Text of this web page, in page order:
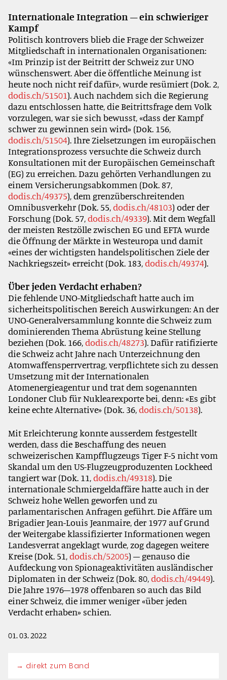
Internationale Integration – ein schwieriger
Kampf
Politisch kontrovers blieb die Frage der Schweizer
Mitgliedschaft in internationalen Organisationen:
«Im Prinzip ist der Beitritt der Schweiz zur UNO
wünschenswert. Aber die öffentliche Meinung ist
heute noch nicht reif dafür», wurde resümiert (Dok. 2,
dodis.ch/51501). Auch nachdem sich die Regierung
dazu entschlossen hatte, die Beitrittsfrage dem Volk
vorzulegen, war sie sich bewusst, «dass der Kampf
schwer zu gewinnen sein wird» (Dok. 156,
dodis.ch/51504). Ihre Zielsetzungen im europäischen
Integrationsprozess versuchte die Schweiz durch
Konsultationen mit der Europäischen Gemeinschaft
(EG) zu erreichen. Dazu gehörten Verhandlungen zu
einem Versicherungsabkommen (Dok. 87,
dodis.ch/49375), dem grenzüberschreitenden
Omnibusverkehr (Dok. 55,dodis.ch/48103) oder der
Forschung (Dok. 57,dodis.ch/49339). Mit dem Wegfall
der meisten Restzölle zwischen EG und EFTA wurde
die Öffnung der Märkte in Westeuropa und damit
«eines der wichtigsten handelspolitischen Ziele der
Nachkriegszeit» erreicht (Dok. 183,dodis.ch/49374).
Über jeden Verdacht erhaben?
Die fehlende UNO-Mitgliedschaft hatte auch im
sicherheitspolitischen Bereich Auswirkungen: An der
UNO-Generalversammlung konnte die Schweiz zum
dominierenden Thema Abrüstung keine Stellung
beziehen (Dok. 166,dodis.ch/48273). Dafür ratifizierte
die Schweiz acht Jahre nach Unterzeichnung den
Atomwaffensperrvertrag, verpflichtete sich zu dessen
Umsetzung mit der Internationalen
Atomenergieagentur und trat dem sogenannten
Londoner Club für Nuklearexporte bei, denn: «Es gibt
keine echte Alternative» (Dok. 36,dodis.ch/50138).
Mit Erleichterung konnte ausserdem festgestellt
werden, dass die Beschaffung des neuen
schweizerischen Kampfflugzeugs Tiger F-5 nicht vom
Skandal um den US-Flugzeugproduzenten Lockheed
tangiert war (Dok. 11,dodis.ch/49318). Die
internationale Schmiergeldaffäre hatte auch in der
Schweiz hohe Wellen geworfen und zu
parlamentarischen Anfragen geführt. Die Affäre um
Brigadier Jean-Louis Jeanmaire, der 1977 auf Grund
der Weitergabe klassifizierter Informationen wegen
Landesverrat angeklagt wurde, zog dagegen weitere
Kreise (Dok. 51,dodis.ch/52005) – genauso die
Aufdeckung von Spionageaktivitäten ausländischer
Diplomaten in der Schweiz (Dok. 80,dodis.ch/49449).
Die Jahre 1976–1978 offenbaren so auch das Bild
einer Schweiz, die immer weniger «über jeden
Verdacht erhaben» schien.
01. 03. 2022
→ direkt zum Band